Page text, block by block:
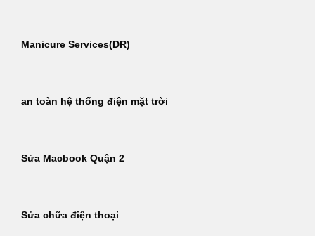
Manicure Services(DR)
an toàn hệ thống điện mặt trời
Sửa Macbook Quận 2
Sửa chữa điện thoại